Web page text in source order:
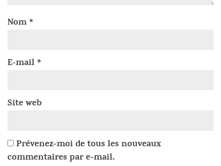
Nom*
E-mail*
Site web
Prévenez-moi de tous les nouveaux
commentaires par e-mail.